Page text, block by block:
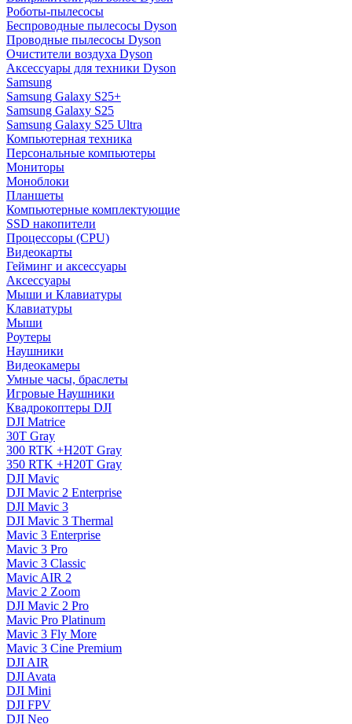
Роботы-пылесосы
Беспроводные пылесосы Dyson
Проводные пылесосы Dyson
Очистители воздуха Dyson
Аксессуары для техники Dyson
Samsung
Samsung Galaxy S25+
Samsung Galaxy S25
Samsung Galaxy S25 Ultra
Компьютерная техника
Персональные компьютеры
Мониторы
Моноблоки
Планшеты
Компьютерные комплектующие
SSD накопители
Процессоры (CPU)
Видеокарты
Гейминг и аксессуары
Аксессуары
Мыши и Клавиатуры
Клавиатуры
Мыши
Роутеры
Наушники
Видеокамеры
Умные часы, браслеты
Игровые Наушники
Квадрокоптеры DJI
DJI Matrice
30T Gray
300 RTK +H20T Gray
350 RTK +H20T Gray
DJI Mavic
DJI Mavic 2 Enterprise
DJI Mavic 3
DJI Mavic 3 Thermal
Mavic 3 Enterprise
Mavic 3 Pro
Mavic 3 Сlassic
Mavic AIR 2
Mavic 2 Zoom
DJI Mavic 2 Pro
Mavic Pro Platinum
Mavic 3 Fly More
Mavic 3 Cine Premium
DJI AIR
DJI Avata
DJI Mini
DJI FPV
DJI Neo